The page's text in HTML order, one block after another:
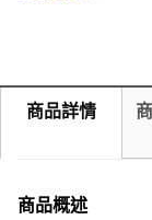
商品詳情
商品概述